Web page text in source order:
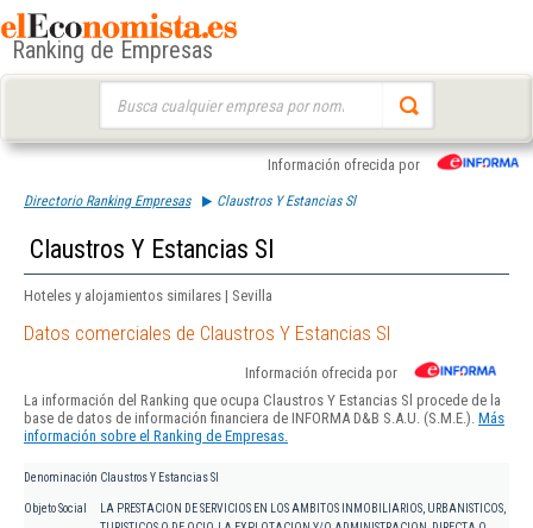
Ranking de Empresas
Información ofrecida por
Directorio Ranking Empresas Claustros Y Estancias Sl
Claustros Y Estancias Sl
Hoteles y alojamientos similares | Sevilla
Datos comerciales de Claustros Y Estancias Sl
Información ofrecida por
La información del Ranking que ocupa Claustros Y Estancias Sl procede de la
base de datos de información financiera de INFORMA D&B S.A.U. (S.M.E.). Más
información sobre el Ranking de Empresas.
Denominación Claustros Y Estancias Sl
Objeto Social
LA PRESTACION DE SERVICIOS EN LOS AMBITOS INMOBILIARIOS, URBANISTICOS,